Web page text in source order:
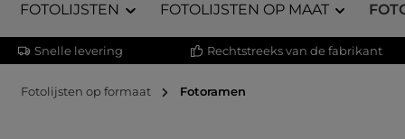
FOTOLIJSTEN FOTOLIJSTEN OP MAAT
Snelle levering Rechtstreeks van de fabrikant
Fotolijsten op formaat Fotoramen